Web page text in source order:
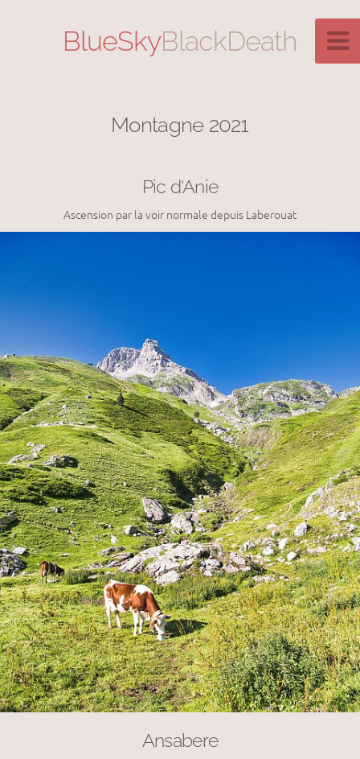
BlueSkyBlackDeath
Montagne 2021
Pic d'Anie
Ascension par la voir normale depuis Laberouat
Ansabere